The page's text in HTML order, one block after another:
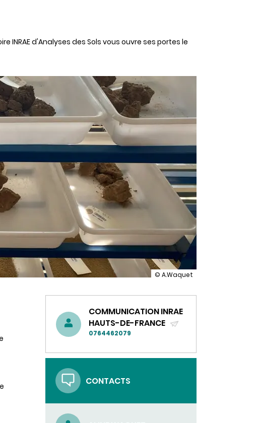
INRAE d'Analyses des Sols vous ouvre ses portes le
illustration
LAS
© A.Waquet
COMMUNICATION INRAE
HAUTS-DE-FRANCE
(ENVOYER
COURRIEL)
0764462079
CONTACTS